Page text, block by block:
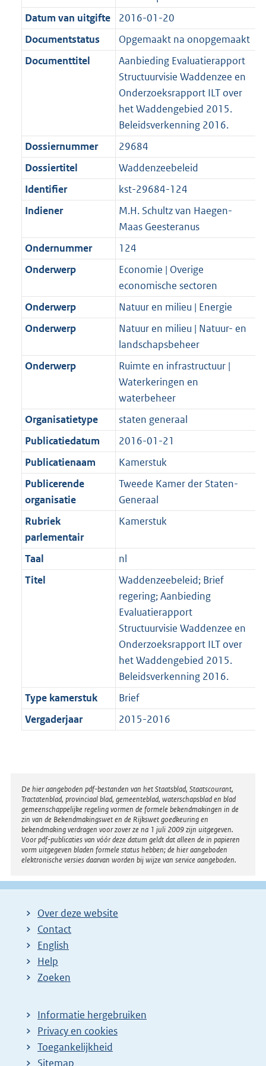
f
r
m
n
o
r
i
f
o
t
b
e
n
f
a
K
b
r
o
o
t
t
e
:
2
K
b
g
r
o
o
t
t
e
:
2
K
b
Datum van uitgifte
2016-01-20
Documentstatus
Opgemaakt na onopgemaakt
Documenttitel
Aanbieding Evaluatierapport
Structuurvisie Waddenzee en
Onderzoeksrapport ILT over
het Waddengebied 2015.
Beleidsverkenning 2016.
Dossiernummer
29684
Dossiertitel
Waddenzeebeleid
Identifier
kst-29684-124
Indiener
M.H. Schultz van Haegen-
Maas Geesteranus
Ondernummer
124
Onderwerp
Economie | Overige
economische sectoren
Onderwerp
Natuur en milieu | Energie
Onderwerp
Natuur en milieu | Natuur- en
landschapsbeheer
Onderwerp
Ruimte en infrastructuur |
Waterkeringen en
waterbeheer
Organisatietype
staten generaal
Publicatiedatum
2016-01-21
Publicatienaam
Kamerstuk
Publicerende
organisatie
Tweede Kamer der Staten-
Generaal
Rubriek
parlementair
Kamerstuk
Taal
nl
Titel
Waddenzeebeleid; Brief
regering; Aanbieding
Evaluatierapport
Structuurvisie Waddenzee en
Onderzoeksrapport ILT over
het Waddengebied 2015.
Beleidsverkenning 2016.
Type kamerstuk
Brief
Vergaderjaar
2015-2016
Disclaimer
De hier aangeboden pdf-bestanden van het Staatsblad, Staatscourant,
Tractatenblad, provinciaal blad, gemeenteblad, waterschapsblad en blad
gemeenschappelijke regeling vormen de formele bekendmakingen in de
zin van de Bekendmakingswet en de Rijkswet goedkeuring en
bekendmaking verdragen voor zover ze na 1 juli 2009 zijn uitgegeven.
Voor pdf-publicaties van vóór deze datum geldt dat alleen de in papieren
vorm uitgegeven bladen formele status hebben; de hier aangeboden
elektronische versies daarvan worden bij wijze van service aangeboden.
Over deze website
Contact
English
Help
Zoeken
Informatie hergebruiken
Privacy en cookies
Toegankelijkheid
Sitemap